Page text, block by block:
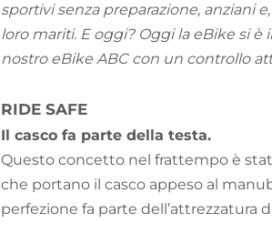
sportivi senza preparazione, anziani
loro mariti. E oggi? Oggi la eBike si
nostro eBike ABC con un controllo
RIDE SAFE
Il casco fa parte della testa.
Questo concetto nel frattempo è
che portano il casco appeso al
perfezione fa parte dell’attrezzatura